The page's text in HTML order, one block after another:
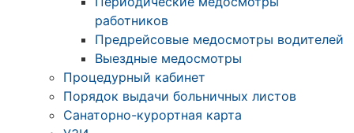
работников
Предрейсовые медосмотры водителей
Выездные медосмотры
Процедурный кабинет
Порядок выдачи больничных листов
Санаторно-курортная карта